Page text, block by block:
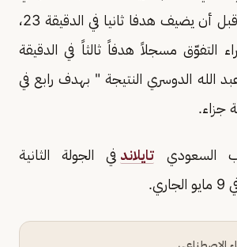
في الدقيقة الثالثة، قبل أن يضيف هدفا ثانيا في الدقيقة 23،
التفوّق مسجلاً هدفاً ثالثاً في الدقيقة
عبد الله الدوسري النتيجة " بهدف رابع في
السعودي تايلاند في الجولة الثانية
الاصطناعي